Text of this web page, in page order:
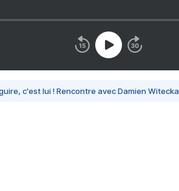
c'est lui ! Rencontre avec Damien Witecka